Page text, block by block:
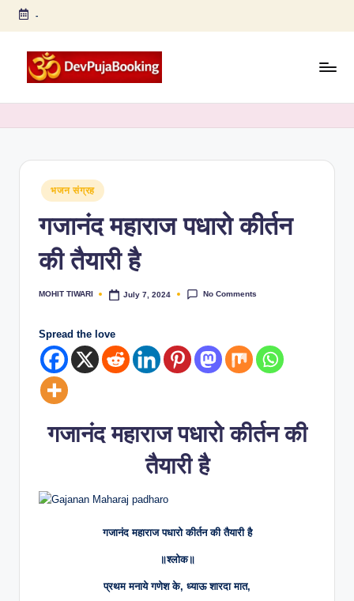
Skip
content
-
ja
B
ki
m
Chalisa,
Book
Puja
Online
Posted
in
भजन संग्रह
गजानंद महाराज पधारो कीर्तन
की तैयारी है
Posted
MOHIT TIWARI July 7, 2024 No Comments
Spread the love
गजानंद महाराज पधारो कीर्तन की
तैयारी है
गजानंद महाराज पधारो कीर्तन की तैयारी है
॥श्लोक॥
प्रथम मनाये गणेश के, ध्याऊ शारदा मात,